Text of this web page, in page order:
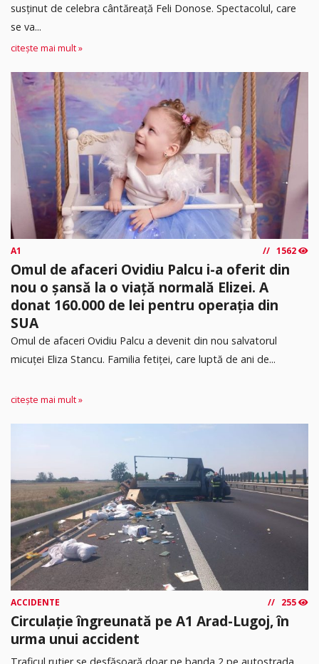
susținut de celebra cântăreață Feli Donose. Spectacolul, care
se va...
citește mai mult »
A1 1562
Omul de afaceri Ovidiu Palcu i-a oferit din
nou o șansă la o viață normală Elizei. A
donat 160.000 de lei pentru operația din
SUA
Omul de afaceri Ovidiu Palcu a devenit din nou salvatorul
micuței Eliza Stancu. Familia fetiței, care luptă de ani de...
citește mai mult »
ACCIDENTE 255
Circulație îngreunată pe A1 Arad-Lugoj, în
urma unui accident